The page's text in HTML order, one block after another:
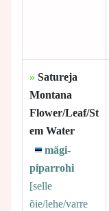
» Satureja
Montana
Flower/Leaf/St
em Water
mägi-
piparrohi
[selle
õie/lehe/varre